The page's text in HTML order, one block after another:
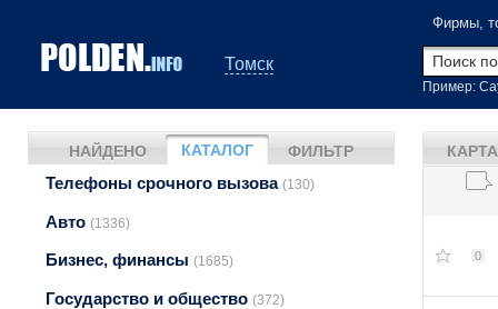
Томск
Фирмы,
Пример:
НАЙДЕНО КАТАЛОГ ФИЛЬТР
Телефоны срочного вызова (130)
Авто (1336)
Бизнес, финансы (1685)
Государство и общество (372)
КАРТА
0